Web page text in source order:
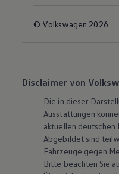
© Volkswagen 2026
Disclaimer von
Die in dieser
Ausstattungen
aktuellen
Abgebildet sind
Fahrzeuge gegen
Bitte beachten Sie